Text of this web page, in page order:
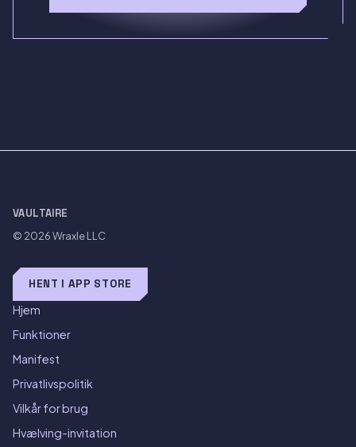
VAULTAIRE
© 2026Wraxle LLC
HENT I APP STORE
Hjem
Funktioner
Manifest
Privatlivspolitik
Vilkår for brug
Hvælving-invitation